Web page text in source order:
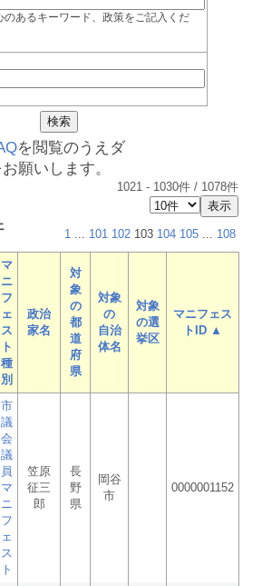
あるキーワード、政策をご記入くだ
を閲覧のうえダ
願いします。
1021 - 1030件 / 1078件
1 ... 101 102 103 104 105 ... 108
マ
ニ
フ
ェ
ス
ト
種
別
政治
家名
対
象
の
都
道
府
県
対象
の
自治
体名
対象
の選
挙区
マニフェス
トID ▲
市
議
会
議
員
マ
ニ
フ
ェ
ス
ト
笠原
征三
郎
長
野
県
岡谷
市
0000001152